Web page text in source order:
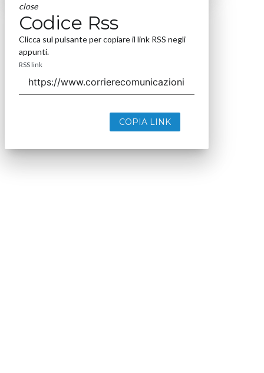
close
Codice Rss
Clicca sul pulsante per copiare il link RSS negli
appunti.
RSS link
COPIA LINK